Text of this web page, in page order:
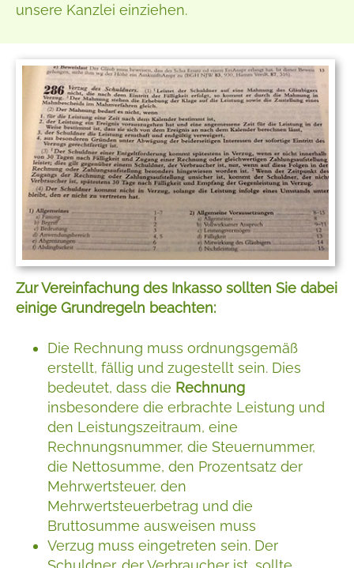
unsere Kanzlei einziehen.
Zur Vereinfachung des Inkasso sollten Sie dabei
einige Grundregeln beachten:
Die Rechnung muss ordnungsgemäß
erstellt, fällig und zugestellt sein. Dies
bedeutet, dass die Rechnung
insbesondere die erbrachte Leistung und
den Leistungszeitraum, eine
Rechnungsnummer, die Steuernummer,
die Nettosumme, den Prozentsatz der
Mehrwertsteuer, den
Mehrwertsteuerbetrag und die
Bruttosumme ausweisen muss
Verzug muss eingetreten sein. Der